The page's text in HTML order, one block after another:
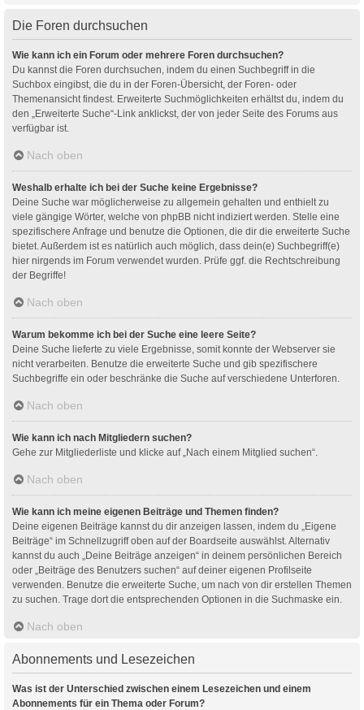
Die Foren durchsuchen
Wie kann ich ein Forum oder mehrere Foren durchsuchen?
Du kannst die Foren durchsuchen, indem du einen Suchbegriff in die
Suchbox eingibst, die du in der Foren-Übersicht, der Foren- oder
Themenansicht findest. Erweiterte Suchmöglichkeiten erhältst du, indem du
den „Erweiterte Suche“-Link anklickst, der von jeder Seite des Forums aus
verfügbar ist.
Nach oben
Weshalb erhalte ich bei der Suche keine Ergebnisse?
Deine Suche war möglicherweise zu allgemein gehalten und enthielt zu
viele gängige Wörter, welche von phpBB nicht indiziert werden. Stelle eine
spezifischere Anfrage und benutze die Optionen, die dir die erweiterte Suche
bietet. Außerdem ist es natürlich auch möglich, dass dein(e) Suchbegriff(e)
hier nirgends im Forum verwendet wurden. Prüfe ggf. die Rechtschreibung
der Begriffe!
Nach oben
Warum bekomme ich bei der Suche eine leere Seite?
Deine Suche lieferte zu viele Ergebnisse, somit konnte der Webserver sie
nicht verarbeiten. Benutze die erweiterte Suche und gib spezifischere
Suchbegriffe ein oder beschränke die Suche auf verschiedene Unterforen.
Nach oben
Wie kann ich nach Mitgliedern suchen?
Gehe zur Mitgliederliste und klicke auf „Nach einem Mitglied suchen“.
Nach oben
Wie kann ich meine eigenen Beiträge und Themen finden?
Deine eigenen Beiträge kannst du dir anzeigen lassen, indem du „Eigene
Beiträge“ im Schnellzugriff oben auf der Boardseite auswählst. Alternativ
kannst du auch „Deine Beiträge anzeigen“ in deinem persönlichen Bereich
oder „Beiträge des Benutzers suchen“ auf deiner eigenen Profilseite
verwenden. Benutze die erweiterte Suche, um nach von dir erstellen Themen
zu suchen. Trage dort die entsprechenden Optionen in die Suchmaske ein.
Nach oben
Abonnements und Lesezeichen
Was ist der Unterschied zwischen einem Lesezeichen und einem
Abonnements für ein Thema oder Forum?